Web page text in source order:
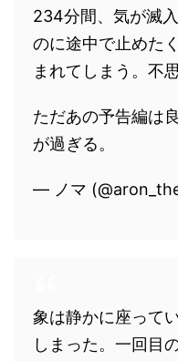
234分間、気が滅
のに途中で止めた
まれてしまう。不思
ただあの予告編は
が過ぎる。
— ノマ
象は静かに座って
しまった。一回目